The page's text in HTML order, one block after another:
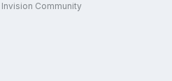
Community